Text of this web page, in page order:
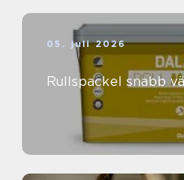
05. juli 2026
Rullspackel